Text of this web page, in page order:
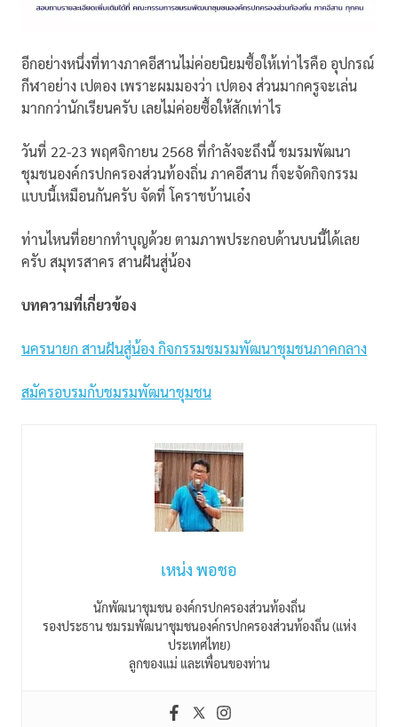
อีกอย่างหนึ่งที่ทางภาคอีสานไม่ค่อยนิยมซื้อให้เท่าไรคือ อุปกรณ์
กีฬาอย่าง เปตอง เพราะผมมองว่า เปตอง ส่วนมากครูจะเล่น
มากกว่านักเรียนครับ เลยไม่ค่อยซื้อให้สักเท่าไร
วันที่ 22-23 พฤศจิกายน 2568 ที่กำลังจะถึงนี้ ชมรมพัฒนา
ชุมชนองค์กรปกครองส่วนท้องถิ่น ภาคอีสาน ก็จะจัดกิจกรรม
แบบนี้เหมือนกันครับ จัดที่ โคราชบ้านเอ๋ง
ท่านไหนที่อยากทำบุญด้วย ตามภาพประกอบด้านบนนี้ได้เลย
ครับ สมุทรสาคร สานฝันสู่น้อง
บทความที่เกี่ยวข้อง
นครนายก สานฝันสู่น้อง กิจกรรมชมรมพัฒนาชุมชนภาคกลาง
สมัครอบรมกับชมรมพัฒนาชุมชน
เหน่ง พอชอ
นักพัฒนาชุมชน องค์กรปกครองส่วนท้องถิ่น
รองประธาน ชมรมพัฒนาชุมชนองค์กรปกครองส่วนท้องถิ่น (แห่ง
ประเทศไทย)
ลูกของแม่ และเพื่อนของท่าน